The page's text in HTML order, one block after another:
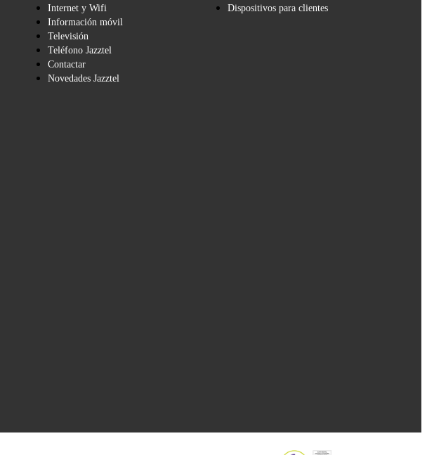
Internet y Wifi
Información móvil
Televisión
Teléfono Jazztel
Contactar
Novedades Jazztel
Dispositivos para clientes